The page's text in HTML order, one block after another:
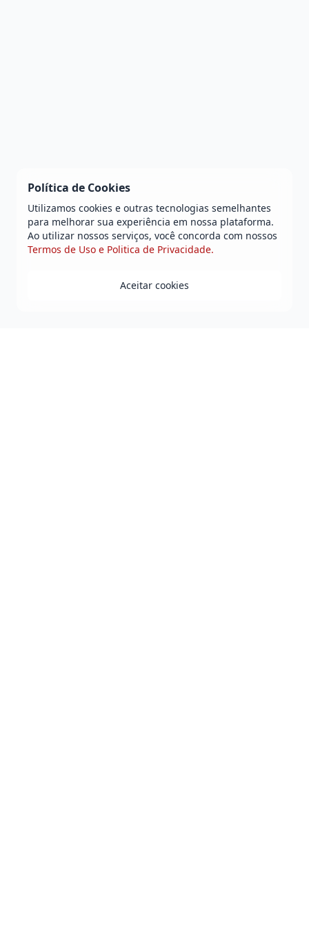
Política de Cookies
Utilizamos cookies e outras tecnologias semelhantes
para melhorar sua experiência em nossa plataforma.
Ao utilizar nossos serviços, você concorda com nossos
Termos de Uso e Politica de Privacidade.
Aceitar cookies